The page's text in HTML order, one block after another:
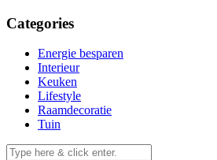
Categories
Energie besparen
Interieur
Keuken
Lifestyle
Raamdecoratie
Tuin